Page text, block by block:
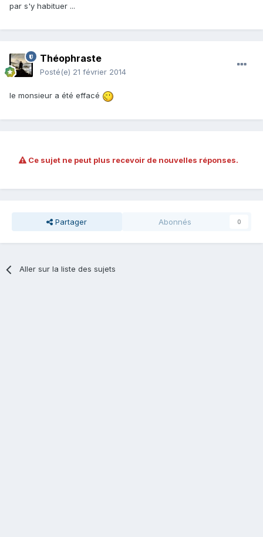
par s'y habituer ...
Théophraste
Posté(e) 21 février 2014
le monsieur a été effacé
Ce sujet ne peut plus recevoir de nouvelles réponses.
Partager Abonnés 0
Aller sur la liste des sujets